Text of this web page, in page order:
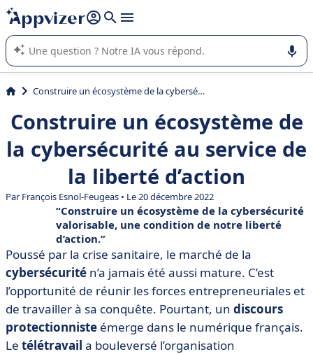
répondre (plusieurs lignes avec
L'IA de Appvizer vous guide dans l'utilisation ou la sélection de
logiciel SaaS en entreprise.
Construire un écosystème de la cybersécurité au service de la liberté d’action
Construire un écosystème de
la cybersécurité au service de
la liberté d’action
ParFrançois Esnol-Feugeas • Le 20 décembre 2022
Construire un écosystème de la cybersécurité
valorisable, une condition de notre liberté
d’action.
Poussé par la crise sanitaire, le marché de la
cybersécurité n’a jamais été aussi mature. C’est
l’opportunité de réunir les forces entrepreneuriales et
de travailler à sa conquête. Pourtant, un discours
protectionniste émerge dans le numérique français.
Le télétravail a bouleversé l’organisation